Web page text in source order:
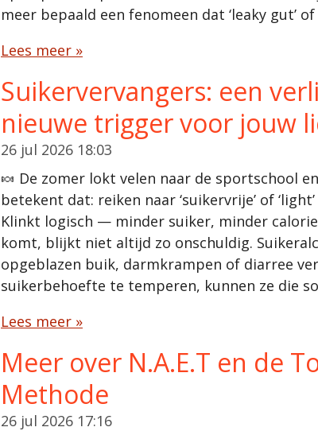
meer bepaald een fenomeen dat ‘leaky gut’
Lees meer »
Suikervervangers: een
nieuwe trigger voor jouw
26 jul 2026 18:03
🍬 De zomer lokt velen naar de sportschool
betekent dat: reiken naar ‘suikervrije’ of
Klinkt logisch — minder suiker, minder
komt, blijkt niet altijd zo onschuldig.
opgeblazen buik, darmkrampen of diarree
suikerbehoefte te temperen, kunnen ze die
Lees meer »
Meer over N.A.E.T en de
Methode
26 jul 2026 17:16